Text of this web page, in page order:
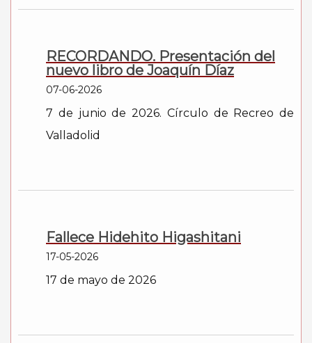
RECORDANDO. Presentación del
nuevo libro de Joaquín Díaz
07-06-2026
7 de junio de 2026. Círculo de Recreo de
Valladolid
Fallece Hidehito Higashitani
17-05-2026
17 de mayo de 2026